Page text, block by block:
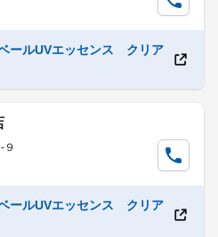
ールUVエッセンス クリア
９
ールUVエッセンス クリア